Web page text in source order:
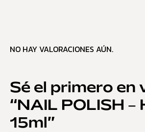
NO HAY VALORACIONES AÚN.
Sé el primero en
“NAIL POLISH –
15ml”